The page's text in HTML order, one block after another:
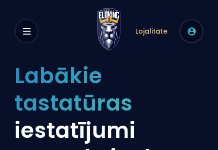
Lojalitāte
Labākie
tastatūras
iestatījumi